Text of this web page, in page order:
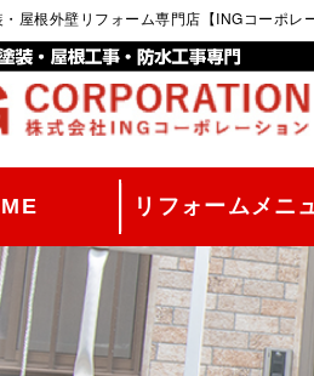
屋根外壁リフォーム専門店【INGコーポ
リフォームメニ